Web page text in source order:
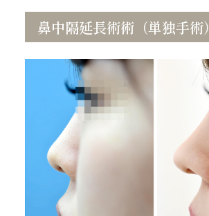
鼻中隔延長術術（単独手術）